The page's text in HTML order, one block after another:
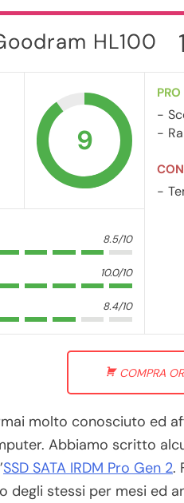
HL100
9
8.5/10
10.0/10
8.4/10
PRO
COMPRA
molto conosciuto ed
Abbiamo scritto
SSD SATA IRDM Pro Gen 2.
degli stessi per mesi ed